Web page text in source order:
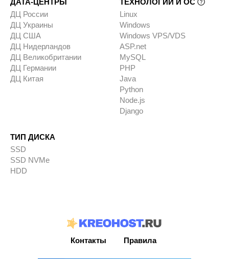
ДАТА-ЦЕНТРЫ
ДЦ России
ДЦ Украины
ДЦ США
ДЦ Нидерландов
ДЦ Великобритании
ДЦ Германии
ДЦ Китая
ТЕХНОЛОГИИ И ОС
Linux
Windows
Windows VPS/VDS
ASP.net
MySQL
PHP
Java
Python
Node.js
Django
ТИП ДИСКА
SSD
SSD NVMe
HDD
Контакты Правила